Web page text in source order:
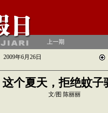
上一期
2009年6月26日
这个夏天，拒绝蚊子
文/图 陈丽丽